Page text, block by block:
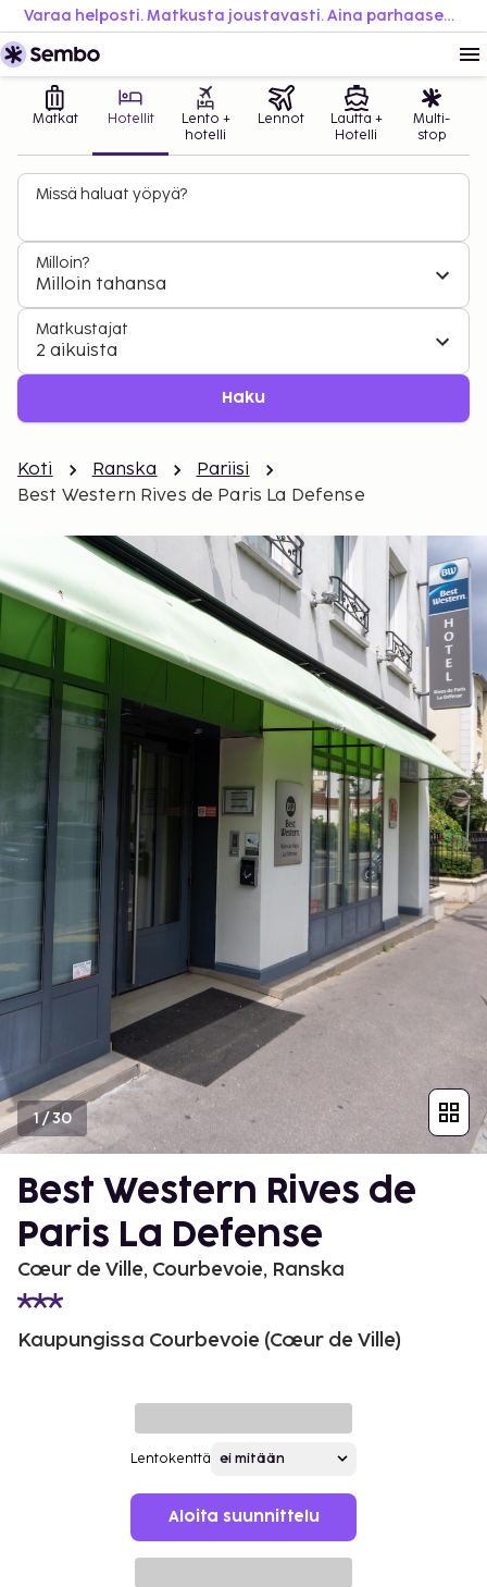
Varaa helposti. Matkusta joustavasti. Aina parhaaseen hintaan.
Matkat Hotellit
Lento +
hotelli
Lennot
Lautta +
Hotelli
Multi-
stop
Missä haluat yöpyä?
Milloin?
Milloin tahansa
Matkustajat
2 aikuista
Haku
Koti Ranska
Pariisi
Best Western Rives de Paris La Defense
1/30
Best Western Rives de
Paris La Defense
Cœur de Ville, Courbevoie, Ranska
Kaupungissa Courbevoie (Cœur de Ville)
Lentokenttä
Aloita suunnittelu